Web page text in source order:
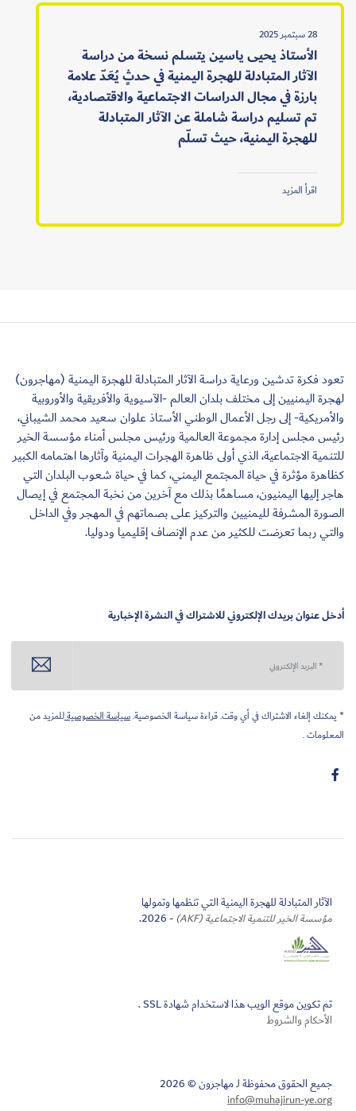
28 سبتمبر 2025
الأستاذ يحيى ياسين يتسلم نسخة من دراسة
الآثار المتبادلة للهجرة اليمنية في حدثٍ يُعَدّ علامة
بارزة في مجال الدراسات الاجتماعية والاقتصادية،
تم تسليم دراسة شاملة عن الآثار المتبادلة
للهجرة اليمنية، حيث تسلّم
اقرأ المزيد
تعود فكرة تدشين ورعاية دراسة الآثار المتبادلة للهجرة اليمنية (مهاجرون)
لهجرة اليمنيين إلى مختلف بلدان العالم -الآسيوية والأفريقية والأوروبية
والأمريكية- إلى رجل الأعمال الوطني الأستاذ علوان سعيد محمد الشيباني،
رئيس مجلس إدارة مجموعة العالمية ورئيس مجلس أمناء مؤسسة الخير
للتنمية الاجتماعية، الذي أولى ظاهرة الهجرات اليمنية وآثارها اهتمامه الكبير
كظاهرة مؤثرة في حياة المجتمع اليمني، كما في حياة شعوب البلدان التي
هاجر إليها اليمنيون، مساهمًا بذلك مع آخرين من نخبة المجتمع في إيصال
الصورة المشرفة لليمنيين والتركيز على بصماتهم في المهجر وفي الداخل
والتي ربما تعرضت للكثير من عدم الإنصاف إقليميا ودوليا.
أدخل عنوان بريدك الإلكتروني للاشتراك في النشرة الإخبارية
* يمكنك إلغاء الاشتراك في أي وقت. قراءة سياسة الخصوصية.سياسة الخصوصيةللمزيد من
المعلومات .
الآثار المتبادلة للهجرة اليمنية التي تنظمها وتمولها
مؤسسة الخير للتنمية الاجتماعية (AKF)
- 2026.
تم تكوين موقع الويب هذا لاستخدام شهادة SSL .
الأحكام والشروط
جميع الحقوق محفوظة لـ مهاجرون © 2026
info@muhajirun-ye.org